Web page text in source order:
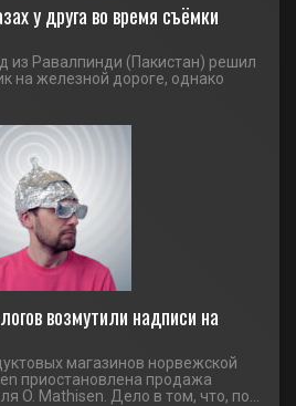
у друга во время съёмки
из Равалпинди (Пакистан) решил
на железной дороге, однако
возмутили надписи на
магазинов норвежской
приостановлена продажа
O. Mathisen. Дело в том, что, по...